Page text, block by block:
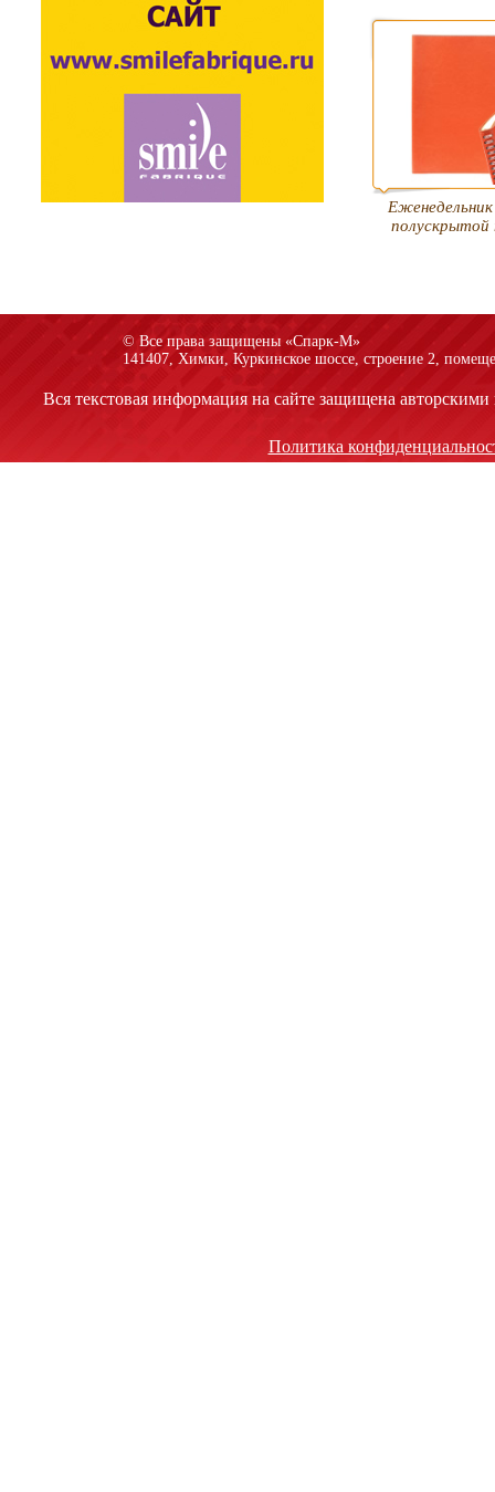
© Все права защищены «Спарк-M»
141407, Химки, Куркинское шоссе, строение 2,
Вся текстовая информация на сайте защищена
Политика